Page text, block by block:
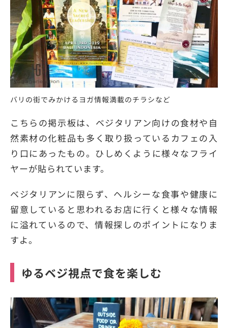
バリの街でみかけるヨガ情報満載のチラシなど
こちらの掲示板は、ベジタリアン向けの食材や自
然素材の化粧品も多く取り扱っているカフェの入
り口にあったもの。ひしめくように様々なフライ
ヤーが貼られています。
ベジタリアンに限らず、ヘルシーな食事や健康に
留意していると思われるお店に行くと様々な情報
に溢れているので、情報探しのポイントになりま
すよ。
ゆるベジ視点で食を楽しむ